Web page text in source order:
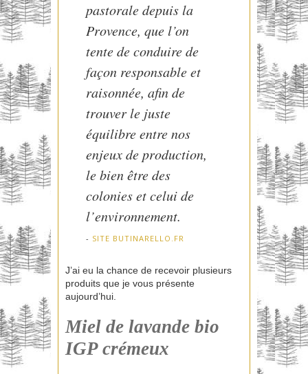
pastorale depuis la
Provence, que l’on
tente de conduire de
façon responsable et
raisonnée, afin de
trouver le juste
équilibre entre nos
enjeux de production,
le bien être des
colonies et celui de
l’environnement.
SITE BUTINARELLO.FR
J’ai eu la chance de recevoir plusieurs
produits que je vous présente
aujourd’hui.
Miel de lavande bio
IGP crémeux